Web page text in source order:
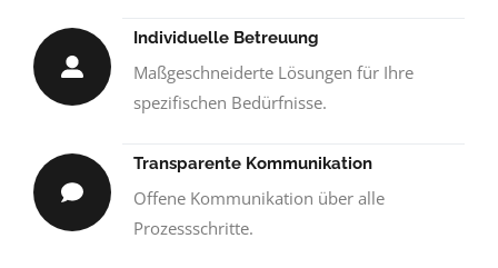
Individuelle Betreuung
Maßgeschneiderte Lösungen für Ihre
spezifischen Bedürfnisse.
Transparente Kommunikation
Offene Kommunikation über alle
Prozessschritte.